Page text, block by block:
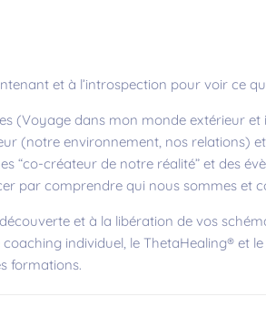
et à l’introspection pour voir ce
(Voyage dans mon monde extérieur
(notre environnement, nos relations)
“co-créateur de notre réalité” et des
par comprendre qui nous sommes et
et à la libération de vos
individuel, le ThetaHealing® et
formations.